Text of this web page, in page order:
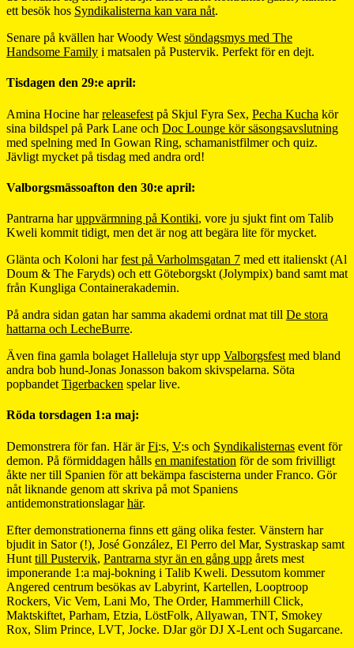
ett besök hos Syndikalisterna kan vara nåt.
Senare på kvällen har Woody West söndagsmys med The
Handsome Family i matsalen på Pustervik. Perfekt för en dejt.
Tisdagen den 29:e april:
Amina Hocine harreleasefest på Skjul Fyra Sex, Pecha Kucha kör
sina bildspel på Park Lane och Doc Lounge kör säsongsavslutning
med spelning med In Gowan Ring, schamanistfilmer och quiz.
Jävligt mycket på tisdag med andra ord!
Valborgsmässoafton den 30:e april:
Pantrarna haruppvärmning på Kontiki, vore ju sjukt fint om Talib
Kweli kommit tidigt, men det är nog att begära lite för mycket.
Glänta och Koloni harfest på Varholmsgatan 7 med ett italienskt (Al
Doum & The Faryds) och ett Göteborgskt (Jolympix) band samt mat
från Kungliga Containerakademin.
På andra sidan gatan har samma akademi ordnat mat till De stora
hattarna och LecheBurre.
Även fina gamla bolaget Halleluja styr upp Valborgsfest med bland
andra bob hund-Jonas Jonasson bakom skivspelarna. Söta
popbandet Tigerbacken spelar live.
Röda torsdagen 1:a maj:
Demonstrera för fan. Här ärFi:s, V:s och Syndikalisternas event för
demon. På förmiddagen hålls en manifestation för de som frivilligt
åkte ner till Spanien för att bekämpa fascisterna under Franco. Gör
nåt liknande genom att skriva på mot Spaniens
antidemonstrationslagarhär.
Efter demonstrationerna finns ett gäng olika fester. Vänstern har
bjudit in Sator (!), José González, El Perro del Mar, Systraskap samt
Hunt till Pustervik, Pantrarna styr än en gång upp årets mest
imponerande 1:a maj-bokning i Talib Kweli. Dessutom kommer
Angered centrum besökas av Labyrint, Kartellen, Looptroop
Rockers, Vic Vem, Lani Mo, The Order, Hammerhill Click,
Maktskiftet, Parham, Etzia, LöstFolk, Allyawan, TNT, Smokey
Rox, Slim Prince, LVT, Jocke. DJar gör DJ X-Lent och Sugarcane.